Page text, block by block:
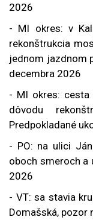
2026
- MI okres: v
rekonštrukcia
jednom jazdnom
decembra 2026
- MI okres:
dôvodu
Predpokladané
- PO: na ulici
oboch smeroch a
2026
- VT: sa stavia
Domašská, pozor